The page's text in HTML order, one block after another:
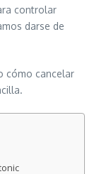
controlar
darse de
cómo cancelar